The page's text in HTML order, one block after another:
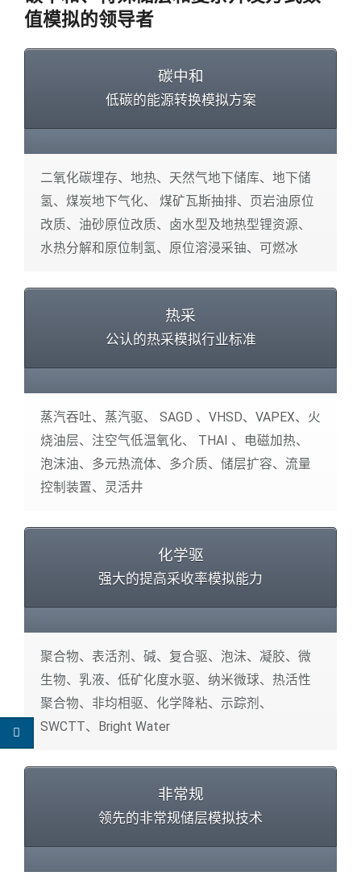
值模拟的领导者
碳中和
低碳的能源转换模拟方案
二氧化碳埋存、地热、天然气地下储库、地下储
氢、煤炭地下气化、 煤矿瓦斯抽排、页岩油原位
改质、油砂原位改质、卤水型及地热型锂资源、
水热分解和原位制氢、原位溶浸采铀、可燃冰
热采
公认的热采模拟行业标准
蒸汽吞吐、蒸汽驱、 SAGD 、VHSD、VAPEX、火
烧油层、注空气低温氧化、 THAI 、电磁加热、
泡沫油、多元热流体、多介质、储层扩容、流量
控制装置、灵活井
化学驱
强大的提高采收率模拟能力
聚合物、表活剂、碱、复合驱、泡沫、凝胶、微
生物、乳液、低矿化度水驱、纳米微球、热活性
聚合物、非均相驱、化学降粘、示踪剂、
SWCTT、Bright Water
非常规
领先的非常规储层模拟技术